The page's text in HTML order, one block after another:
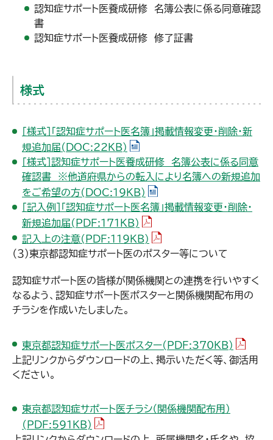
認知症サポート医養成研修 名簿公表に係る同意確認
書
認知症サポート医養成研修 修了証書
様式
［様式］「認知症サポート医名簿」掲載情報変更・削除・新
規追加届(DOC:22KB) （WORDファイル）
［様式］認知症サポート医養成研修 名簿公表に係る同意
確認書 ※他道府県からの転入により名簿への新規追加
をご希望の方(DOC:19KB) （WORDファイル）
［記入例］「認知症サポート医名簿」掲載情報変更・削除・
新規追加届(PDF:171KB) （PDFファイル）
記入上の注意(PDF:119KB) （PDFファイル）
（３）東京都認知症サポート医のポスター等について
認知症サポート医の皆様が関係機関との連携を行いやすく
なるよう、認知症サポート医ポスターと関係機関配布用の
チラシを作成いたしました。
東京都認知症サポート医ポスター(PDF:370KB) （PDFフ
上記リンクからダウンロードの上、掲示いただく等、御活用
ください。
東京都認知症サポート医チラシ（関係機関配布用）
(PDF:591KB) （PDFファイル）